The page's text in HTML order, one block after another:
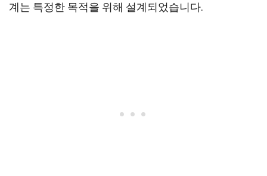
계는 특정한 목적을 위해 설계되었습니다.